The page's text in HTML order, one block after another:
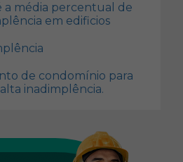
a média percentual de
em edificios
de condomínio para
inadimplência.